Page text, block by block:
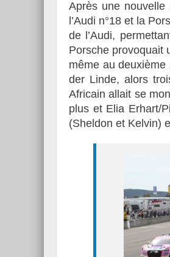
Après une nouvelle
l’Audi n°18 et la
de l’Audi,
Porsche provoquait
même au deuxième
der Linde, alors
Africain allait se
plus et Elia Erhart/
(Sheldon et Kelvin)